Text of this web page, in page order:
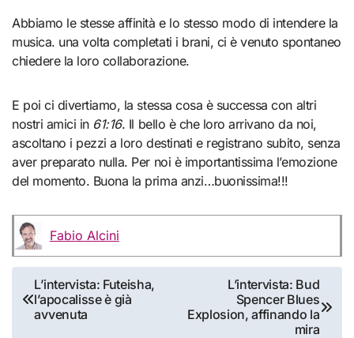
Abbiamo le stesse affinità e lo stesso modo di intendere la
musica. una volta completati i brani, ci è venuto spontaneo
chiedere la loro collaborazione.
E poi ci divertiamo, la stessa cosa è successa con altri
nostri amici in 61:16. Il bello è che loro arrivano da noi,
ascoltano i pezzi a loro destinati e registrano subito, senza
aver preparato nulla. Per noi è importantissima l’emozione
del momento. Buona la prima anzi…buonissima!!!
Fabio Alcini
Navigazione
articoli
L’intervista: Futeisha,
l’apocalisse è già
avvenuta
L’intervista: Bud
Spencer Blues
Explosion, affinando la
mira